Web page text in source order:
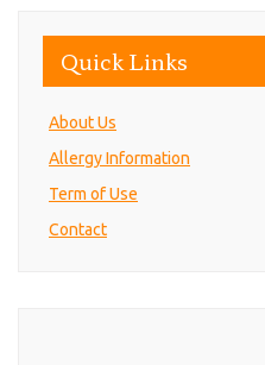
Quick Links
About Us
Allergy Information
Term of Use
Contact